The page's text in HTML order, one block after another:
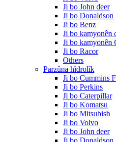
Ji bo John deer
Ji bo Donaldson
Ji bo Benz
Ji bo kamyonên
Ji bo kamyonên
Ji bo Racor
Others
Parzûna hîdrolîk
Ji bo Cummins
Ji bo Perkins
Ji bo Caterpillar
Ji bo Komatsu
Ji bo Mitsubish
Ji bo Volvo
Ji bo John deer
Ji bo Donaldson